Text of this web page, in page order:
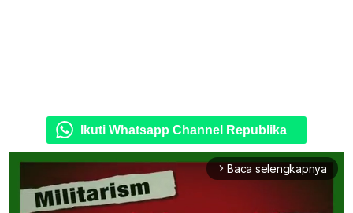
Ikuti Whatsapp Channel Republika
arrow_forward_ios Baca selengkapnya